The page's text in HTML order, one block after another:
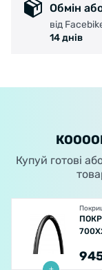
Обмін
від
14 днів
Купуй готові